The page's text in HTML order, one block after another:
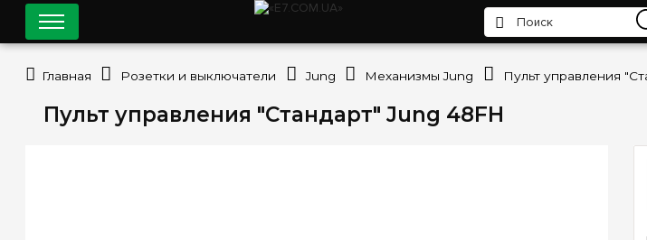
Пульт управления "Стандарт" Jung 48FH
Главная Розетки и выключатели Jung Механизмы Jung